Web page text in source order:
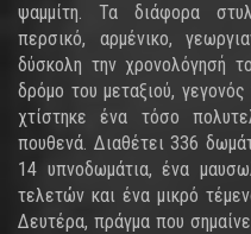
ψαμμίτη. Τα διάφορα
περσικό, αρμένικο,
δύσκολη την χρονολόγησή
δρόμο του μεταξιού,
χτίστηκε ένα τόσο
πουθενά. Διαθέτει 336
14 υπνοδωμάτια, ένα
τελετών και ένα μικρό
Δευτέρα, πράγμα που